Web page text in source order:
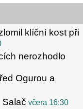
klíční kost při
nerozhodlo
Ogurou a
Salač včera 16:30